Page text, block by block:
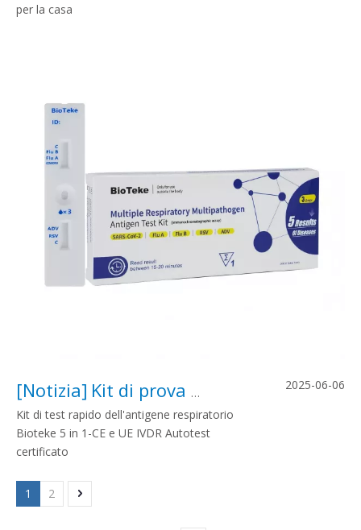
per la casa
[Notizia] Kit di prova rapida dell'antigene respiratorio 5 in 1 | Certificato EU IVDR | Bioteke
Kit di test rapido dell'antigene respiratorio
Bioteke 5 in 1-CE e UE IVDR Autotest
certificato
2025-06-06
1 2